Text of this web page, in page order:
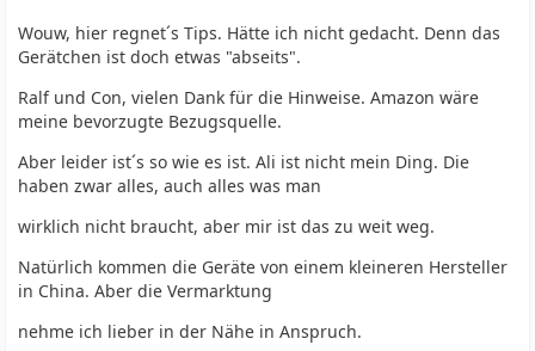
Wouw, hier regnet´s Tips. Hätte ich nicht gedacht. Denn das
Gerätchen ist doch etwas "abseits".
Ralf und Con, vielen Dank für die Hinweise. Amazon wäre
meine bevorzugte Bezugsquelle.
Aber leider ist´s so wie es ist. Ali ist nicht mein Ding. Die
haben zwar alles, auch alles was man
wirklich nicht braucht, aber mir ist das zu weit weg.
Natürlich kommen die Geräte von einem kleineren Hersteller
in China. Aber die Vermarktung
nehme ich lieber in der Nähe in Anspruch.